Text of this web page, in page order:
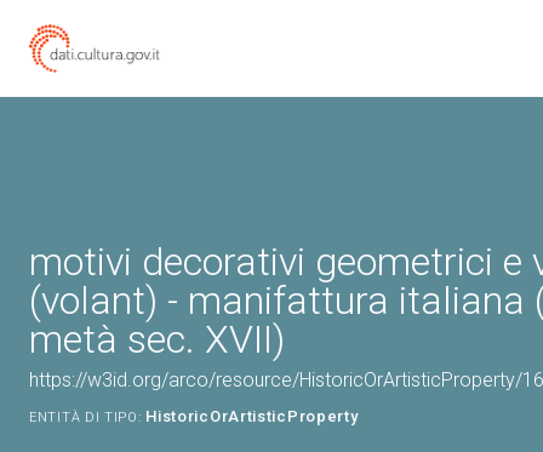
motivi decorativi geometrici e
(volant) - manifattura italiana
metà sec. XVII)
https://w3id.org/arco/resource/HistoricOrArtisticProperty/
ENTITÀ DI TIPO: HistoricOrArtisticProperty